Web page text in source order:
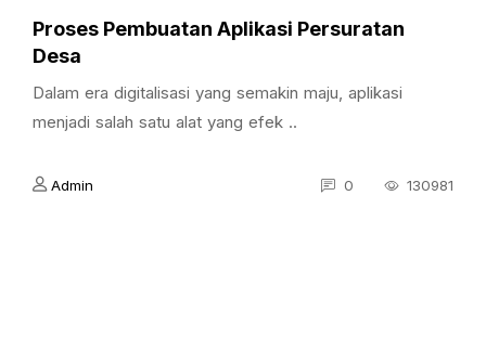
Proses Pembuatan Aplikasi Persuratan
Desa
Dalam era digitalisasi yang semakin maju, aplikasi
menjadi salah satu alat yang efek ..
Admin 0 130981